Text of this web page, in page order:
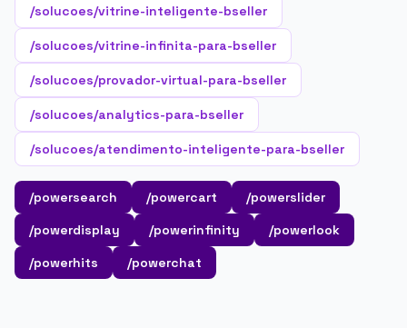
/solucoes/vitrine-inteligente-bseller
/solucoes/vitrine-infinita-para-bseller
/solucoes/provador-virtual-para-bseller
/solucoes/analytics-para-bseller
/solucoes/atendimento-inteligente-para-bseller
/powersearch /powercart
/powerslider
/powerdisplay
/powerinfinity
/powerlook
/powerhits
/powerchat